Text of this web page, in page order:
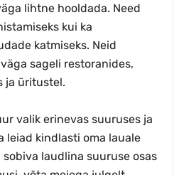
lihtne hooldada. Need
kui ka
katmiseks. Neid
sageli restoranides,
ja üritustel.
valik erinevas suuruses ja
leiad kindlasti oma lauale
laudlina suuruse osas